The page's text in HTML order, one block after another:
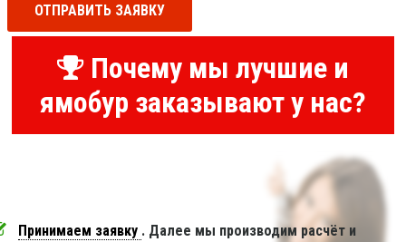
ОТПРАВИТЬ ЗАЯВКУ
Почему мы лучшие и
ямобур заказывают у нас?
Принимаем заявку . Далее мы производим расчёт и